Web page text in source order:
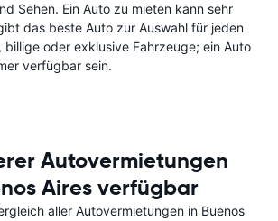
Sehen. Ein Auto zu mieten kann sehr
das beste Auto zur Auswahl für jeden
billige oder exklusive Fahrzeuge; ein Auto
verfügbar sein.
Autovermietungen
Aires verfügbar
aller Autovermietungen in Buenos